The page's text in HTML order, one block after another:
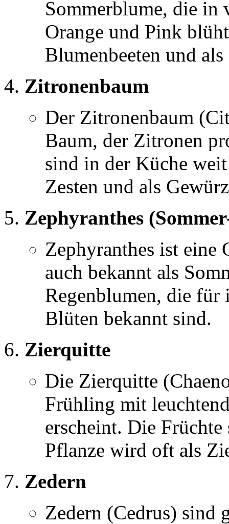
Sommerblume, die in
Orange und Pink
Blumenbeeten und
Zitronenbaum
Der Zitronenbaum
Baum, der Zitronen
sind in der Küche
Zesten und als
Zephyranthes
Zephyranthes ist eine
auch bekannt als
Regenblumen, die
Blüten bekannt sind.
Zierquitte
Die Zierquitte
Frühling mit
erscheint. Die
Pflanze wird oft als
Zedern
Zedern (Cedrus) sind